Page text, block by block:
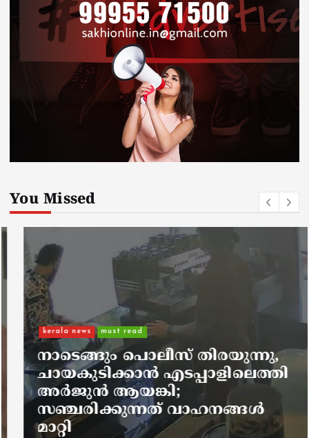
You Missed
kerala news must read
നാടെങ്ങും പൊലീസ് തിരയുന്നു,
ചായകുടിക്കാൻ എടപ്പാളിലെത്തി
അർജുൻ ആയങ്കി;
സഞ്ചരിക്കുന്നത് വാഹനങ്ങൾ
മാറ്റി